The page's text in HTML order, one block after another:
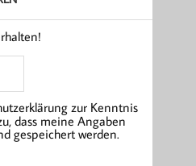
zur Kenntnis
dass meine Angaben
gespeichert werden.